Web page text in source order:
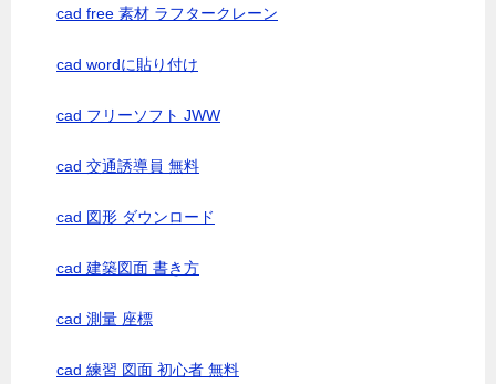
cad free 素材 ラフタークレーン
cad wordに貼り付け
cad フリーソフト JWW
cad 交通誘導員 無料
cad 図形 ダウンロード
cad 建築図面 書き方
cad 測量 座標
cad 練習 図面 初心者 無料